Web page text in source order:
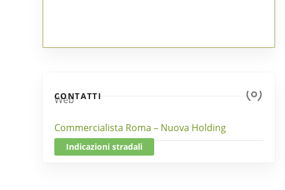
CONTATTI
Web
Commercialista Roma – Nuova Holding
Indicazioni stradali